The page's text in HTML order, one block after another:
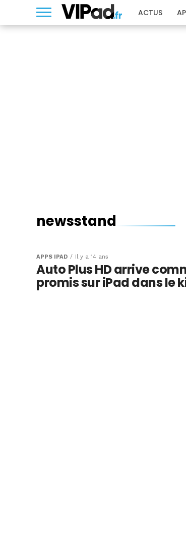
ACTUS
NEWSSTAND
iPad
kiosque
newsstand
APPS IPAD Il y a 14 ans
Auto Plus HD arrive
promis sur iPad dans le